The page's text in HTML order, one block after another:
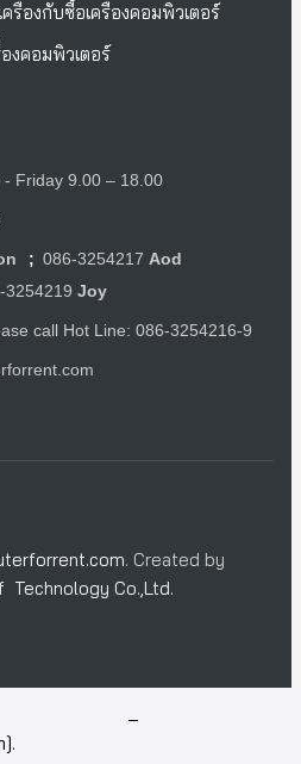
ครื่องกับซื้อเครื่องคอมพิวเตอร์
องคอมพิวเตอร์
- Friday 9.00 – 18.00
; 086-3254217 Aod
3254219 Joy
call Hot Line: 086-3254216-9
. Created by
Technology Co.,Ltd.
–